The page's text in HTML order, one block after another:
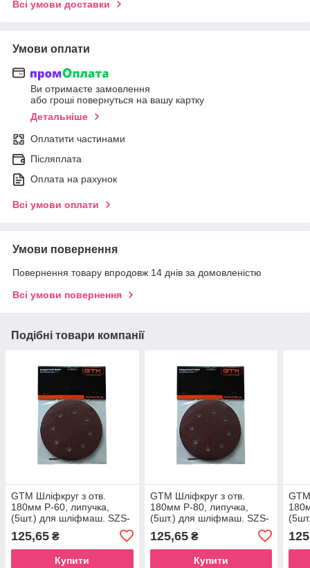
Всі умови доставки
Умови оплати
Ви отримаєте замовлення
або гроші повернуться на вашу картку
Детальніше
Оплатити частинами
Післяплата
Оплата на рахунок
Всі умови оплати
Умови повернення
Повернення товару впродовж 14 днів за домовленістю
Всі умови повернення
Подібні товари компанії
GTM Шліфкруг з отв.
180мм Р-60, липучка,
(5шт.) для шліфмаш. SZS-
125,65 ₴
Купити
GTM Шліфкруг з отв.
180мм Р-80, липучка,
(5шт.) для шліфмаш. SZS-
125,65₴
Купити